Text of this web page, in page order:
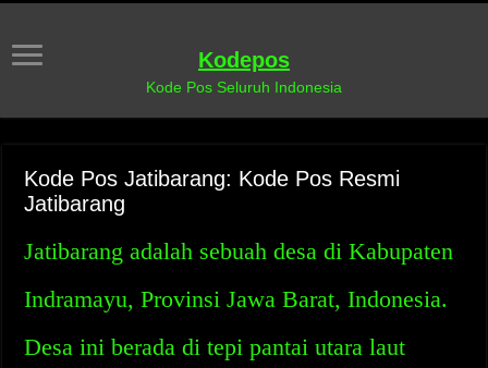
Kodepos
Kode Pos Seluruh Indonesia
Kode Pos Jatibarang: Kode Pos Resmi
Jatibarang
Jatibarang adalah sebuah desa di Kabupaten
Indramayu, Provinsi Jawa Barat, Indonesia.
Desa ini berada di tepi pantai utara laut